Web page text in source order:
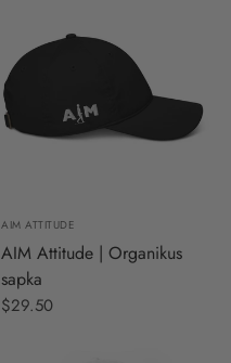
AIM ATTITUDE
AIM Attitude | Organikus
sapka
$29.50